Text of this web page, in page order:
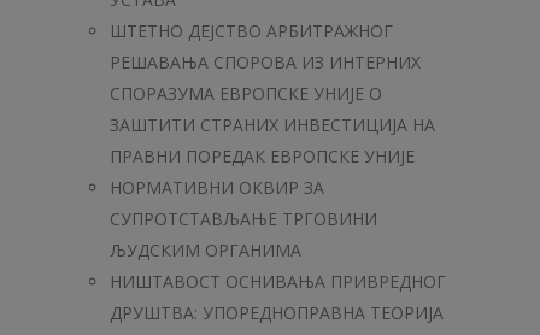
ШТЕТНО ДЕЈСТВО АРБИТРАЖНОГ
РЕШАВАЊА СПОРОВА ИЗ ИНТЕРНИХ
СПОРАЗУМА ЕВРОПСКЕ УНИЈЕ О
ЗАШТИТИ СТРАНИХ ИНВЕСТИЦИЈА НА
ПРАВНИ ПОРЕДАК ЕВРОПСКЕ УНИЈЕ
НОРМАТИВНИ ОКВИР ЗА
СУПРОТСТАВЉАЊЕ ТРГОВИНИ
ЉУДСКИМ ОРГАНИМА
НИШТАВОСТ ОСНИВАЊА ПРИВРЕДНОГ
ДРУШТВА: УПОРЕДНОПРАВНА ТЕОРИЈА